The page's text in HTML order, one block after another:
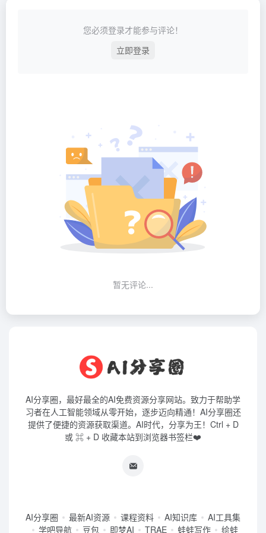
您必须登录才能参与评论！
立即登录
暂无评论...
AI分享圈，最好最全的AI免费资源分享网站。致力于帮助学
习者在人工智能领域从零开始，逐步迈向精通！AI分享圈还
提供了便捷的资源获取渠道。AI时代，分享为王！Ctrl + D
或 ⌘ + D 收藏本站到浏览器书签栏❤️
AI分享圈 最新AI资源 课程资料 AI知识库
AI工具集
学吧导航
豆包 即梦AI TRAE 蛙蛙写作 绘蛙